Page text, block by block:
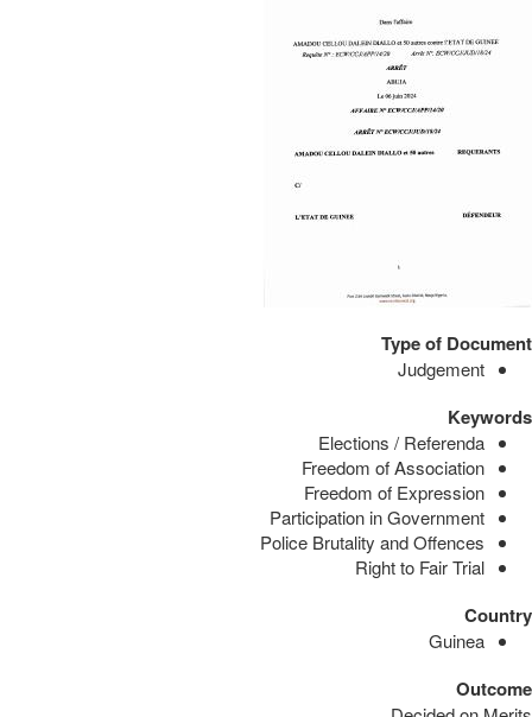
Type of Document
Judgement
Keywords
Elections / Referenda
Freedom of Association
Freedom of Expression
Participation in Government
Police Brutality and Offences
Right to Fair Trial
Country
Guinea
Outcome